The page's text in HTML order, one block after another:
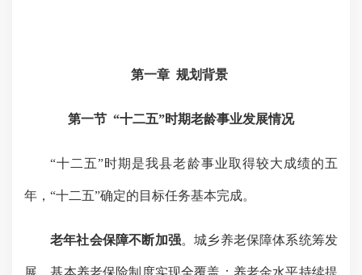
第一章 规划背景
第一节 “十二五”时期老龄事业发展情况
“十二五”时期是我县老龄事业取得较大成绩的五
年， “十二五”确定的目标任务基本完成。
老年社会保障不断加强。城乡养老保障体系统筹发
展，基本养老保险制度实现全覆盖； 养老金水平持续提